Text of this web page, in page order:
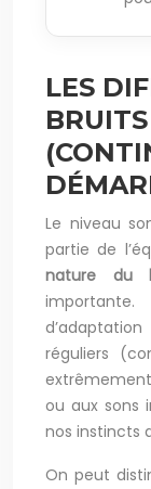
LES
Le niveau
partie de
nature du
réguliers
ou aux sons
nos instincts
On peut